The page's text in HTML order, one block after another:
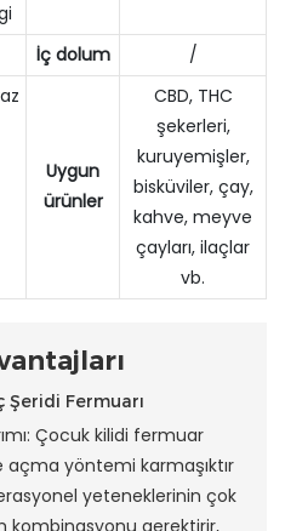
İç dolum /
Uygun
ürünler
CBD, THC
şekerleri,
kuruyemişler,
bisküviler, çay,
kahve, meyve
çayları, ilaçlar
vb.
Şeridi Fermuarı
Çocuk kilidi fermuar
açma yöntemi karmaşıktır
yeteneklerinin çok
kombinasyonu gerektirir,